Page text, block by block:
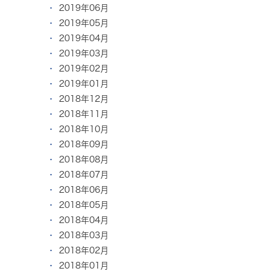
2019年06月
2019年05月
2019年04月
2019年03月
2019年02月
2019年01月
2018年12月
2018年11月
2018年10月
2018年09月
2018年08月
2018年07月
2018年06月
2018年05月
2018年04月
2018年03月
2018年02月
2018年01月